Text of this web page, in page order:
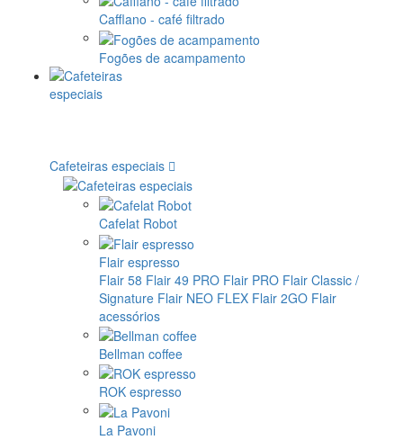
Cafflano - café filtrado
Fogões de acampamento
Cafeteiras especiais
Cafelat Robot
Flair espresso
Flair 58 Flair 49 PRO Flair PRO Flair Classic /
Signature Flair NEO FLEX Flair 2GO Flair
acessórios
Bellman coffee
ROK espresso
La Pavoni